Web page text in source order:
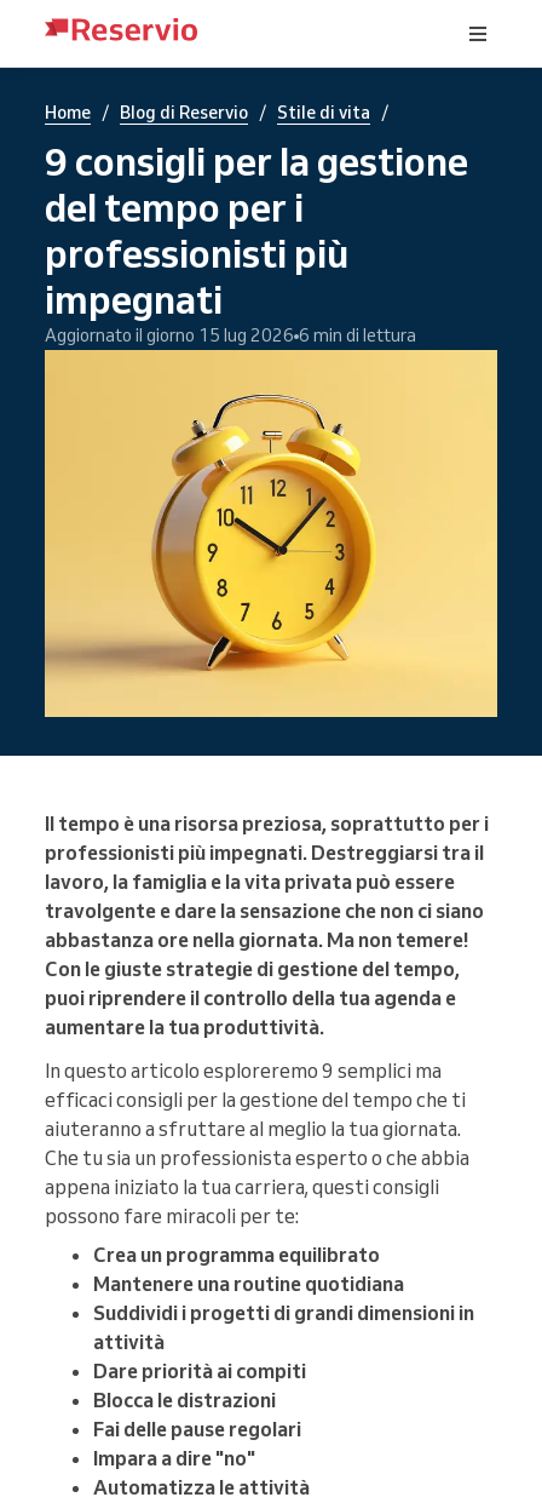
Home / Blog di Reservio / Stile di vita /
9 consigli per la gestione
del tempo per i
professionisti più
impegnati
Aggiornato il giorno 15 lug 2026 6 min di lettura
Il tempo è una risorsa preziosa, soprattutto per i
professionisti più impegnati. Destreggiarsi tra il
lavoro, la famiglia e la vita privata può essere
travolgente e dare la sensazione che non ci siano
abbastanza ore nella giornata. Ma non temere!
Con le giuste strategie di gestione del tempo,
puoi riprendere il controllo della tua agenda e
aumentare la tua produttività.
In questo articolo esploreremo 9 semplici ma
efficaci consigli per la gestione del tempo che ti
aiuteranno a sfruttare al meglio la tua giornata.
Che tu sia un professionista esperto o che abbia
appena iniziato la tua carriera, questi consigli
possono fare miracoli per te:
Crea un programma equilibrato
Mantenere una routine quotidiana
Suddividi i progetti di grandi dimensioni in
attività
Dare priorità ai compiti
Blocca le distrazioni
Fai delle pause regolari
Impara a dire "no"
Automatizza le attività